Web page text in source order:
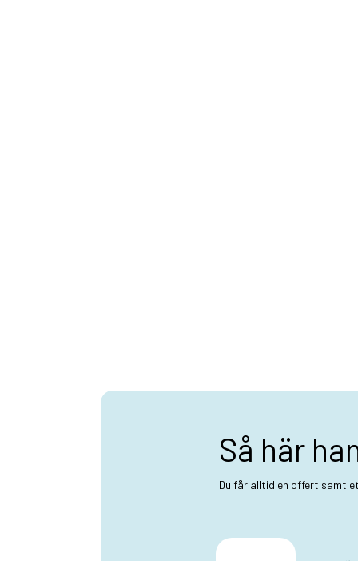
Så här
Du får alltid en offert samt